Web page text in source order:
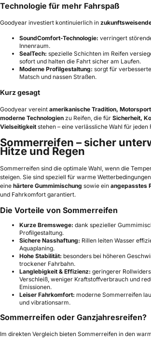
Technologie für mehr Fahrspaß
Goodyear investiert kontinuierlich in
SoundComfort-Technologie: verringert
Innenraum.
SealTech: spezielle Schichten im Reifen
sofort und halten die Fahrt sicher am Laufen.
Moderne Profilgestaltung: sorgt für
Matsch und nassen Straßen.
Kurz gesagt
Goodyear vereint amerikanische Tradition,
moderne Technologien zu Reifen, die für Sicherheit,
Vielseitigkeit stehen – eine verlässliche Wahl für jeden
Sommerreifen – sicher
Hitze und Regen
Sommerreifen sind die optimale Wahl, wenn die
steigen. Sie sind speziell für warme
eine härtere Gummimischung sowie ein angepasstes
und Fahrkomfort garantiert.
Die Vorteile von Sommerreifen
Kurze Bremswege: dank spezieller
Profilgestaltung.
Sichere Nasshaftung: Rillen leiten Wasser
Aquaplaning.
Hohe Stabilität: besonders bei höheren
trockener Fahrbahn.
Langlebigkeit & Effizienz: geringerer
Verschleiß, weniger Kraftstoffverbrauch und
Emissionen.
Leiser Fahrkomfort: moderne Sommerreifen
und vibrationsarm.
Sommerreifen oder Ganzjahresreifen?
Im direkten Vergleich bieten Sommerreifen in den